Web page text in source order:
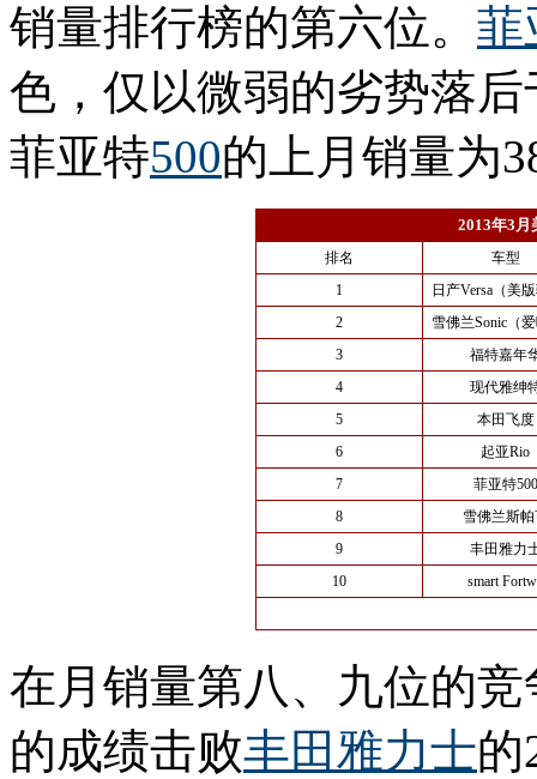
销量排行榜的第六位。 菲
色，仅以微弱的劣势落
菲亚特500的上月销量为
2013年3月
排名
车型
1
日产Versa（美
2
雪佛兰Sonic（
3
福特嘉年
4
现代雅绅
5
本田飞度
6
起亚Rio
7
菲亚特500
8
雪佛兰斯帕
9
丰田雅力
10
smart
在月销量第八、九位的
的成绩击败丰田 雅力士的